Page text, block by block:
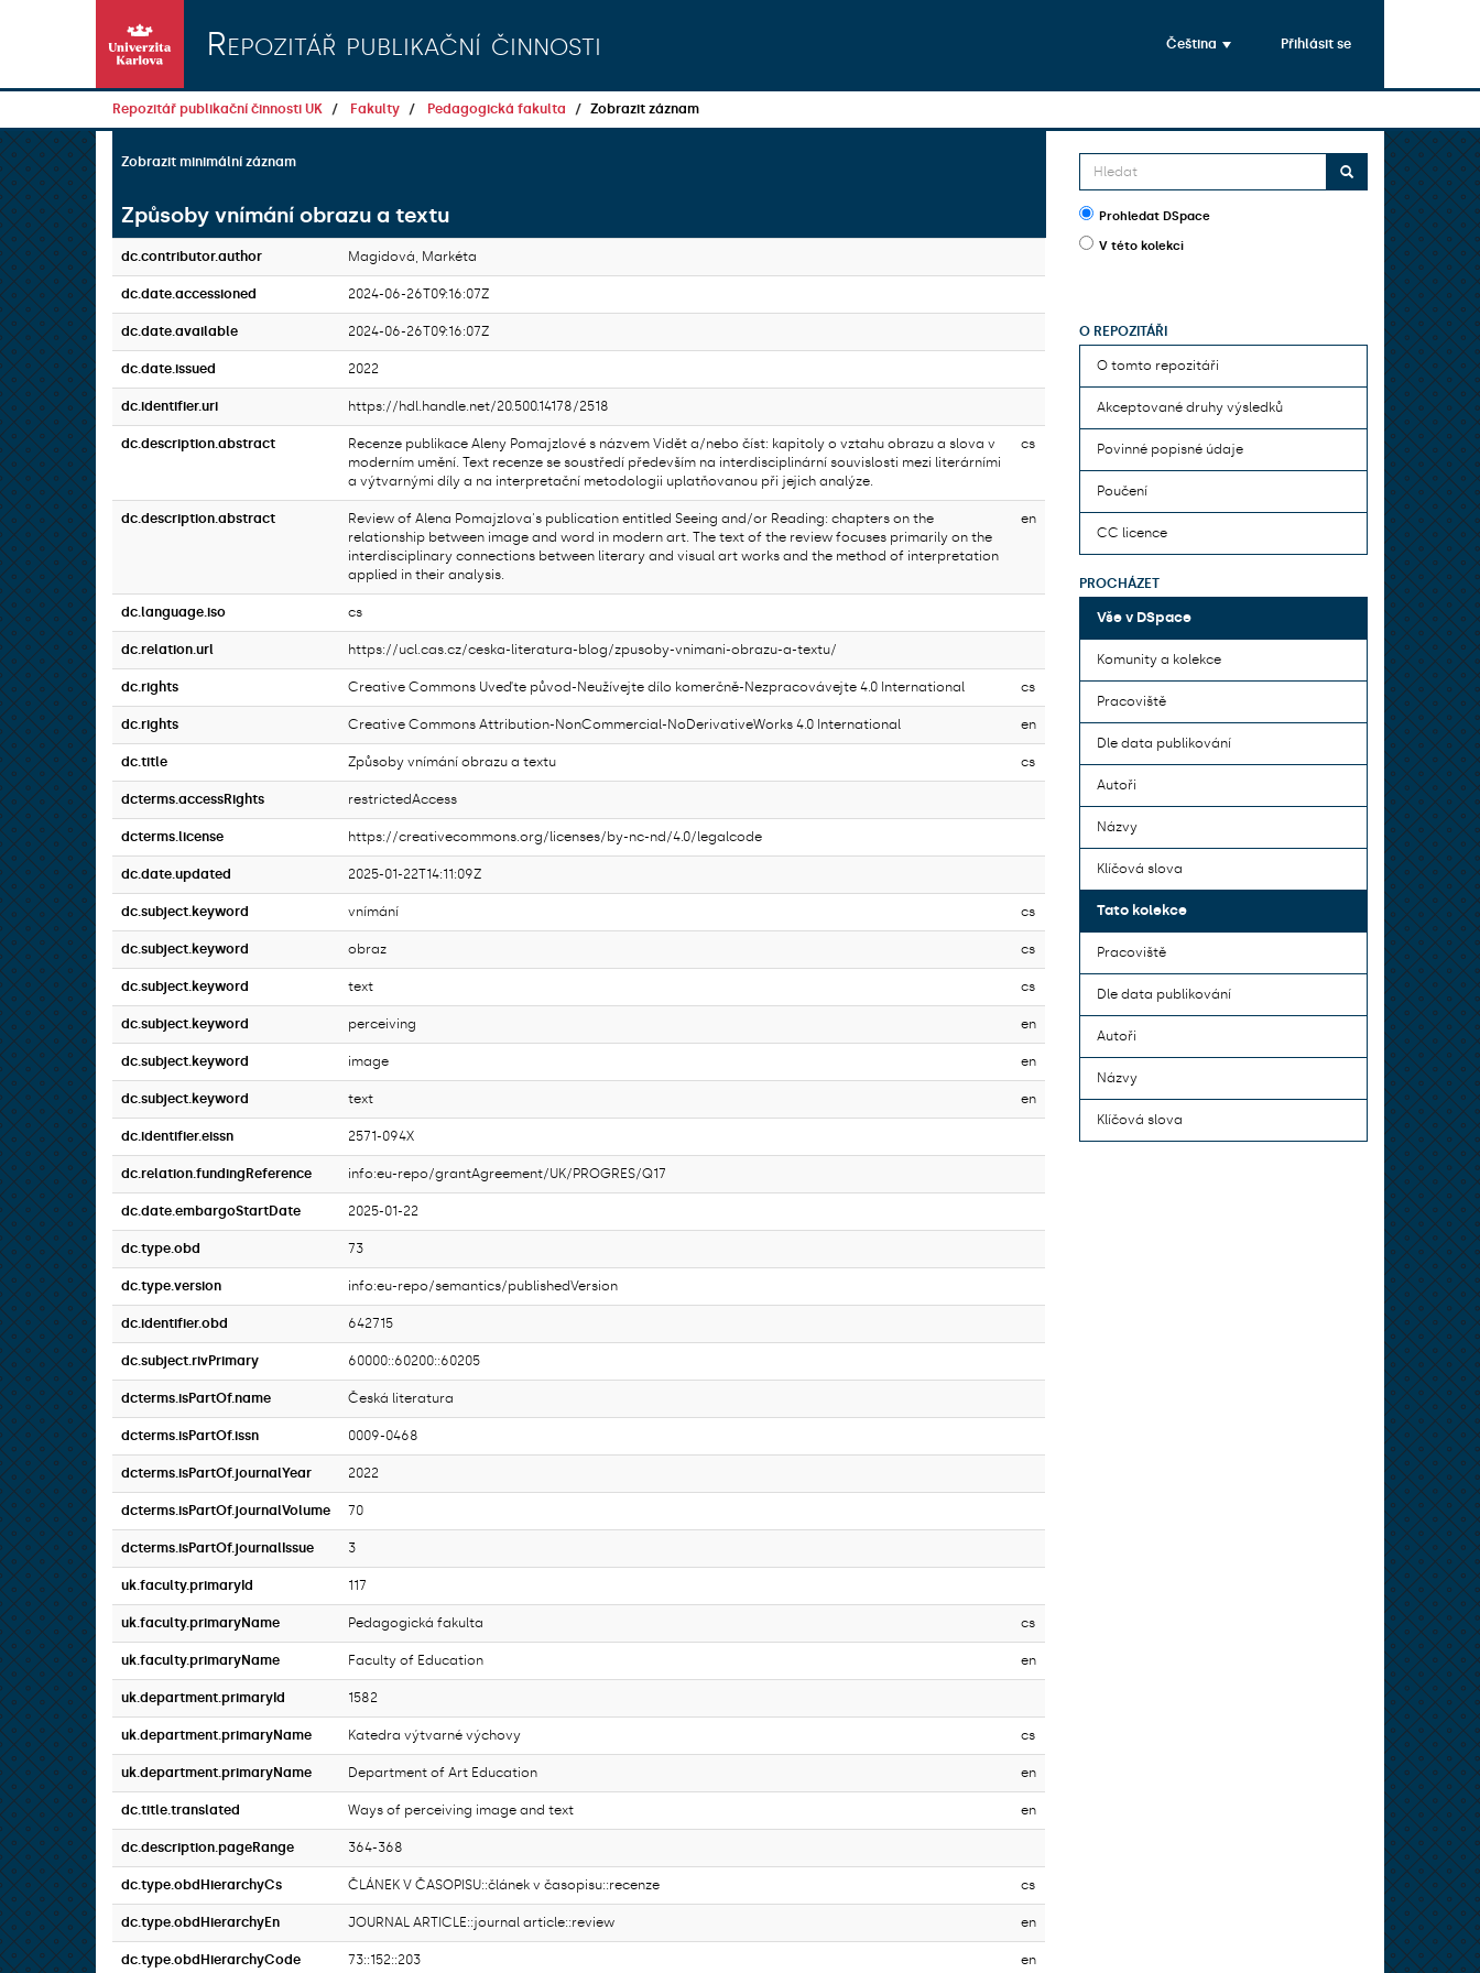
Repozitář publikační činnosti Čeština Přihlásit se
Repozitář publikační činnosti UK Fakulty Pedagogická fakulta Zobrazit záznam
Zobrazit minimální záznam
Způsoby vnímání obrazu a textu
dc.contributor.author Magidová, Markéta
dc.date.accessioned 2024-06-26T09:16:07Z
dc.date.available 2024-06-26T09:16:07Z
dc.date.issued 2022
dc.identifier.uri https://hdl.handle.net/20.500.14178/2518
dc.description.abstract
Recenze publikace Aleny Pomajzlové s názvem Vidět a/nebo číst: kapitoly o vztahu obrazu a slova v
moderním umění. Text recenze se soustředí především na interdisciplinární souvislosti mezi literárními
a výtvarnými díly a na interpretační metodologii uplatňovanou při jejich analýze.
cs
dc.description.abstract
Review of Alena Pomajzlova's publication entitled Seeing and/or Reading: chapters on the
relationship between image and word in modern art. The text of the review focuses primarily on the
interdisciplinary connections between literary and visual art works and the method of interpretation
applied in their analysis.
en
dc.language.iso cs
dc.relation.url https://ucl.cas.cz/ceska-literatura-blog/zpusoby-vnimani-obrazu-a-textu/
dc.rights Creative Commons Uveďte původ-Neužívejte dílo komerčně-Nezpracovávejte 4.0 International cs
dc.rights Creative Commons Attribution-NonCommercial-NoDerivativeWorks 4.0 International en
dc.title Způsoby vnímání obrazu a textu cs
dcterms.accessRights restrictedAccess
dcterms.license https://creativecommons.org/licenses/by-nc-nd/4.0/legalcode
dc.date.updated 2025-01-22T14:11:09Z
dc.subject.keyword vnímání cs
dc.subject.keyword obraz cs
dc.subject.keyword text cs
dc.subject.keyword perceiving en
dc.subject.keyword image en
dc.subject.keyword text en
dc.identifier.eissn 2571-094X
dc.relation.fundingReference info:eu-repo/grantAgreement/UK/PROGRES/Q17
dc.date.embargoStartDate 2025-01-22
dc.type.obd 73
dc.type.version info:eu-repo/semantics/publishedVersion
dc.identifier.obd 642715
dc.subject.rivPrimary 60000::60200::60205
dcterms.isPartOf.name Česká literatura
dcterms.isPartOf.issn 0009-0468
dcterms.isPartOf.journalYear 2022
dcterms.isPartOf.journalVolume 70
dcterms.isPartOf.journalIssue 3
uk.faculty.primaryId 117
uk.faculty.primaryName Pedagogická fakulta cs
uk.faculty.primaryName Faculty of Education en
uk.department.primaryId 1582
uk.department.primaryName Katedra výtvarné výchovy cs
uk.department.primaryName Department of Art Education en
dc.title.translated Ways of perceiving image and text en
dc.description.pageRange 364-368
dc.type.obdHierarchyCs ČLÁNEK V ČASOPISU::článek v časopisu::recenze cs
dc.type.obdHierarchyEn JOURNAL ARTICLE::journal article::review en
dc.type.obdHierarchyCode 73::152::203 en
Prohledat DSpace
V této kolekci
O REPOZITÁŘI
O tomto repozitáři
Akceptované druhy výsledků
Povinné popisné údaje
Poučení
CC licence
PROCHÁZET
Vše v DSpace
Komunity a kolekce
Pracoviště
Dle data publikování
Autoři
Názvy
Klíčová slova
Tato kolekce
Pracoviště
Dle data publikování
Autoři
Názvy
Klíčová slova